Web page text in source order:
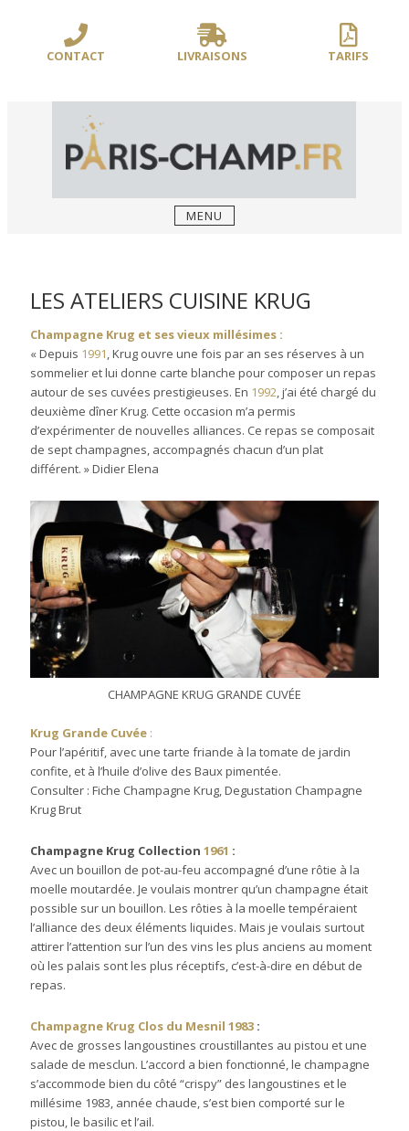
contenuCONTACT LIVRAISONS TARIFS
BOUSSOLE **/
MENU
LES ATELIERS CUISINE KRUG
Champagne Krug et ses vieux millésimes :
« Depuis 1991, Krug ouvre une fois par an ses réserves à un
sommelier et lui donne carte blanche pour composer un repas
autour de ses cuvées prestigieuses. En 1992, j’ai été chargé du
deuxième dîner Krug. Cette occasion m’a permis
d’expérimenter de nouvelles alliances. Ce repas se composait
de sept champagnes, accompagnés chacun d’un plat
différent. » Didier Elena
CHAMPAGNE KRUG GRANDE CUVÉE
Krug Grande Cuvée :
Pour l’apéritif, avec une tarte friande à la tomate de jardin
confite, et à l’huile d’olive des Baux pimentée.
Consulter : Fiche Champagne Krug, Degustation Champagne
Krug Brut
Champagne Krug Collection1961 :
Avec un bouillon de pot-au-feu accompagné d’une rôtie à la
moelle moutardée. Je voulais montrer qu’un champagne était
possible sur un bouillon. Les rôties à la moelle tempéraient
l’alliance des deux éléments liquides. Mais je voulais surtout
attirer l’attention sur l’un des vins les plus anciens au moment
où les palais sont les plus réceptifs, c’est-à-dire en début de
repas.
Champagne Krug Clos du Mesnil1983 :
Avec de grosses langoustines croustillantes au pistou et une
salade de mesclun. L’accord a bien fonctionné, le champagne
s’accommode bien du côté “crispy” des langoustines et le
millésime 1983, année chaude, s’est bien comporté sur le
pistou, le basilic et l’ail.